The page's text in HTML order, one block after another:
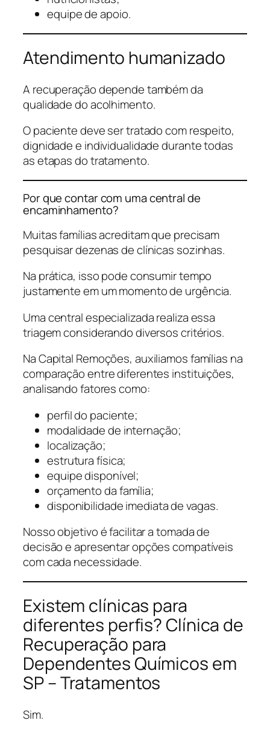
equipe de apoio.
Atendimento humanizado
A recuperação depende também da
qualidade do acolhimento.
O paciente deve ser tratado com respeito,
dignidade e individualidade durante todas
as etapas do tratamento.
Por que contar com uma central de
encaminhamento?
Muitas famílias acreditam que precisam
pesquisar dezenas de clínicas sozinhas.
Na prática, isso pode consumir tempo
justamente em um momento de urgência.
Uma central especializada realiza essa
triagem considerando diversos critérios.
Na Capital Remoções, auxiliamos famílias na
comparação entre diferentes instituições,
analisando fatores como:
perfil do paciente;
modalidade de internação;
localização;
estrutura física;
equipe disponível;
orçamento da família;
disponibilidade imediata de vagas.
Nosso objetivo é facilitar a tomada de
decisão e apresentar opções compatíveis
com cada necessidade.
Existem clínicas para
diferentes perfis? Clínica de
Recuperação para
Dependentes Químicos em
SP – Tratamentos
Sim.